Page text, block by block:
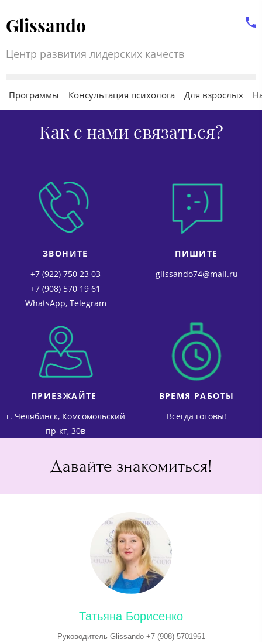
Glissando
Центр развития лидерских качеств
Программы Консультация психолога Для взрослых
Как с нами связаться?
ЗВОНИТЕ
+7 (922) 750 23 03
+7 (908) 570 19 61
WhatsApp, Telegram
ПИШИТЕ
glissando74@mail.ru​
ПРИЕЗЖАЙТЕ
г. Челябинск, Комсомольский
пр-кт, 30в
ВРЕМЯ РАБОТЫ
Всегда готовы!
Давайте знакомиться!
Татьяна Борисенко
Руководитель Glissando +7 (908) 5701961